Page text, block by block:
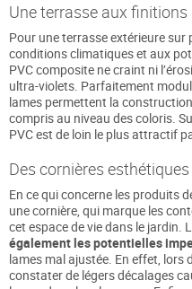
Une terrasse aux
Pour une terrasse extérieure sur
conditions climatiques et aux
PVC composite ne craint ni
ultra-violets. Parfaitement
lames permettent la
compris au niveau des coloris.
PVC est de loin le plus attractif
Des cornières esthétiques
En ce qui concerne les produits
une cornière, qui marque les
cet espace de vie dans le jardin.
également les potentielles
lames mal ajustée. En effet, lors
constater de légers décalages